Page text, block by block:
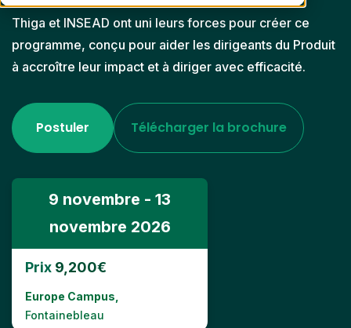
Thiga et INSEAD ont uni leurs forces pour créer ce
programme, conçu pour aider les dirigeants du Produit
à accroître leur impact et à diriger avec efficacité.
Postuler Télécharger la brochure
9 novembre - 13
novembre 2026
Prix 9,200€
Europe Campus,
Fontainebleau